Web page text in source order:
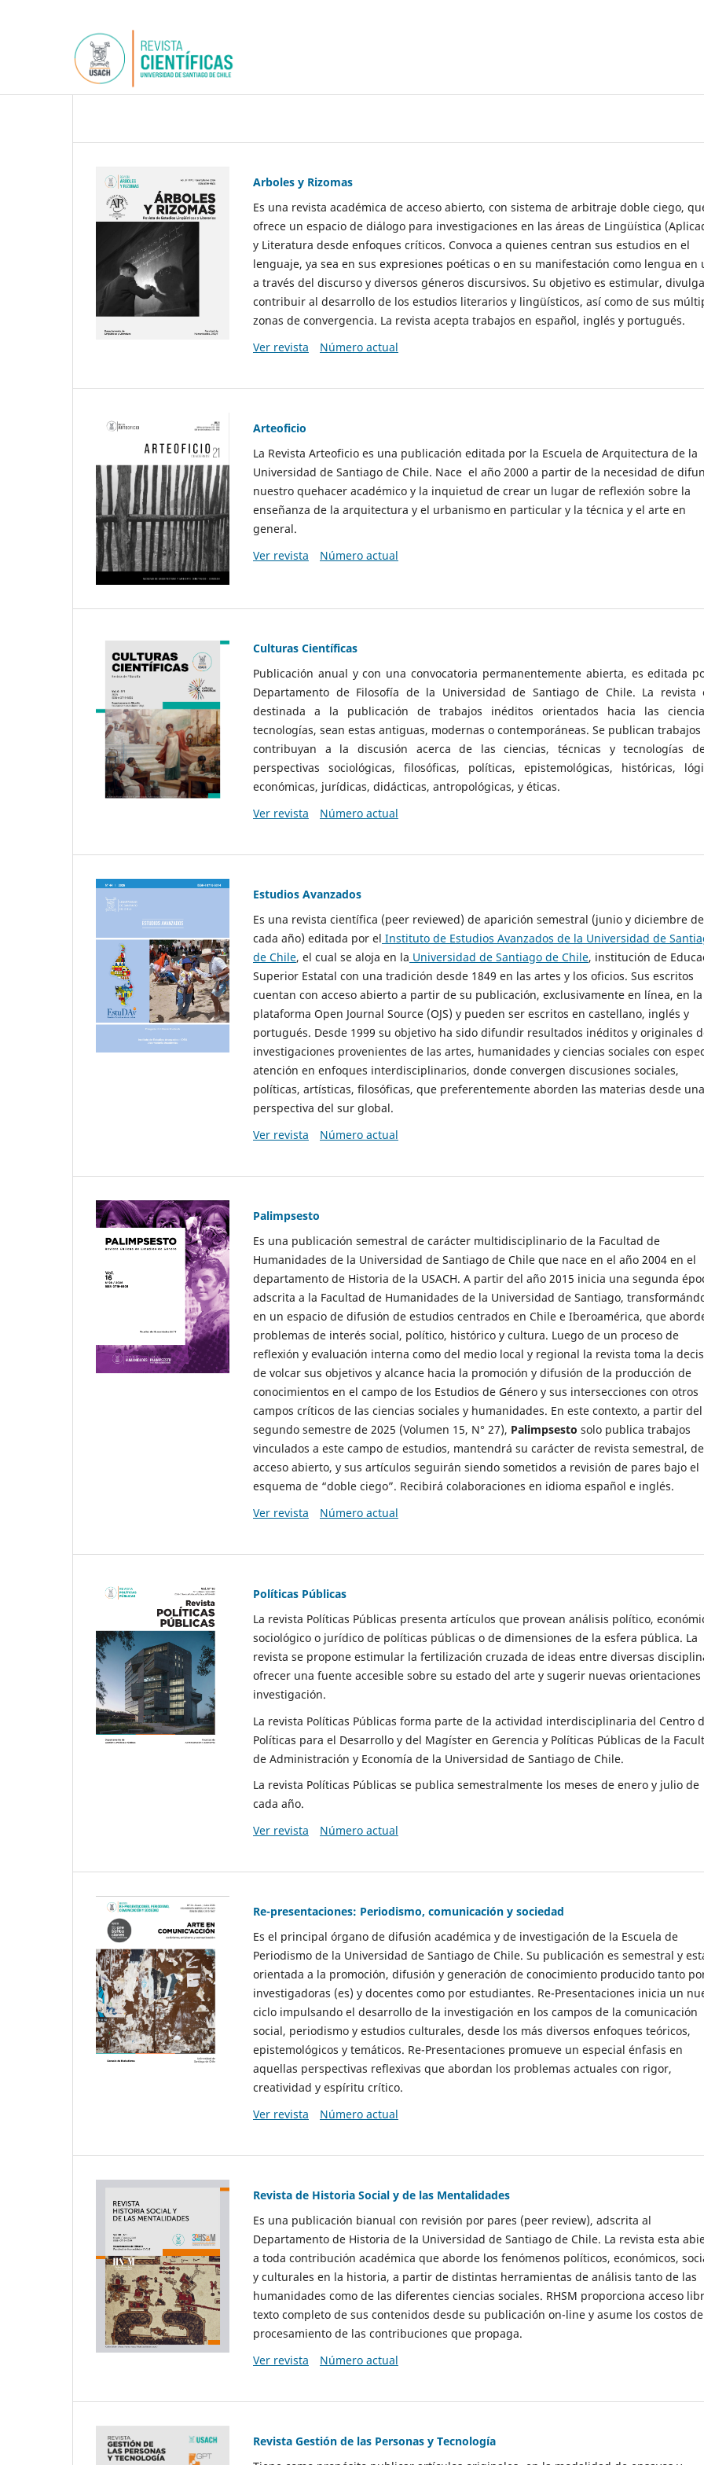
Arboles y Rizomas
Es una revista académica de acceso abierto, con sistema de arbitraje doble ciego,
ofrece un espacio de diálogo para investigaciones en las áreas de Lingüística
y Literatura desde enfoques críticos. Convoca a quienes centran sus estudios en el
lenguaje, ya sea en sus expresiones poéticas o en su manifestación como lengua en
a través del discurso y diversos géneros discursivos. Su objetivo es estimular,
contribuir al desarrollo de los estudios literarios y lingüísticos, así como de sus
zonas de convergencia. La revista acepta trabajos en español, inglés y portugués.
Ver revista
Número actual
Arteoficio
La Revista Arteoficio es una publicación editada por la Escuela de Arquitectura de la
Universidad de Santiago de Chile. Nace el año 2000 a partir de la necesidad de
nuestro quehacer académico y la inquietud de crear un lugar de reflexión sobre la
enseñanza de la arquitectura y el urbanismo en particular y la técnica y el arte en
general.
Ver revista
Número actual
Culturas Científicas
Publicación anual y con una convocatoria permanentemente abierta, es editada
Departamento de Filosofía de la Universidad de Santiago de Chile. La revista
destinada a la publicación de trabajos inéditos orientados hacia las
tecnologías, sean estas antiguas, modernas o contemporáneas. Se publican
contribuyan a la discusión acerca de las ciencias, técnicas y tecnologías
perspectivas sociológicas, filosóficas, políticas, epistemológicas, históricas,
económicas, jurídicas, didácticas, antropológicas, y éticas.
Ver revista
Número actual
Estudios Avanzados
Es una revista científica (peer reviewed) de aparición semestral (junio y diciembre de
cada año) editada por el Instituto de Estudios Avanzados de la Universidad de
de Chile, el cual se aloja en la Universidad de Santiago de Chile, institución de
Superior Estatal con una tradición desde 1849 en las artes y los oficios. Sus escritos
cuentan con acceso abierto a partir de su publicación, exclusivamente en línea, en la
plataforma Open Journal Source (OJS) y pueden ser escritos en castellano, inglés y
portugués. Desde 1999 su objetivo ha sido difundir resultados inéditos y originales
investigaciones provenientes de las artes, humanidades y ciencias sociales con
atención en enfoques interdisciplinarios, donde convergen discusiones sociales,
políticas, artísticas, filosóficas, que preferentemente aborden las materias desde una
perspectiva del sur global.
Ver revista
Número actual
Palimpsesto
Es una publicación semestral de carácter multidisciplinario de la Facultad de
Humanidades de la Universidad de Santiago de Chile que nace en el año 2004 en el
departamento de Historia de la USACH. A partir del año 2015 inicia una segunda
adscrita a la Facultad de Humanidades de la Universidad de Santiago,
en un espacio de difusión de estudios centrados en Chile e Iberoamérica, que
problemas de interés social, político, histórico y cultura. Luego de un proceso de
reflexión y evaluación interna como del medio local y regional la revista toma la
de volcar sus objetivos y alcance hacia la promoción y difusión de la producción de
conocimientos en el campo de los Estudios de Género y sus intersecciones con otros
campos críticos de las ciencias sociales y humanidades. En este contexto, a partir del
segundo semestre de 2025 (Volumen 15, N° 27), Palimpsesto solo publica trabajos
vinculados a este campo de estudios, mantendrá su carácter de revista semestral, de
acceso abierto, y sus artículos seguirán siendo sometidos a revisión de pares bajo el
esquema de “doble ciego”. Recibirá colaboraciones en idioma español e inglés.
Ver revista
Número actual
Políticas Públicas
La revista Políticas Públicas presenta artículos que provean análisis político,
sociológico o jurídico de políticas públicas o de dimensiones de la esfera pública. La
revista se propone estimular la fertilización cruzada de ideas entre diversas
ofrecer una fuente accesible sobre su estado del arte y sugerir nuevas orientaciones
investigación.
La revista Políticas Públicas forma parte de la actividad interdisciplinaria del Centro
Políticas para el Desarrollo y del Magíster en Gerencia y Políticas Públicas de la
de Administración y Economía de la Universidad de Santiago de Chile.
La revista Políticas Públicas se publica semestralmente los meses de enero y julio de
cada año.
Ver revista
Número actual
Re-presentaciones: Periodismo, comunicación y sociedad
Es el principal órgano de difusión académica y de investigación de la Escuela de
Periodismo de la Universidad de Santiago de Chile. Su publicación es semestral y
orientada a la promoción, difusión y generación de conocimiento producido tanto
investigadoras (es) y docentes como por estudiantes. Re-Presentaciones inicia un
ciclo impulsando el desarrollo de la investigación en los campos de la comunicación
social, periodismo y estudios culturales, desde los más diversos enfoques teóricos,
epistemológicos y temáticos. Re-Presentaciones promueve un especial énfasis en
aquellas perspectivas reflexivas que abordan los problemas actuales con rigor,
creatividad y espíritu crítico.
Ver revista
Número actual
Revista de Historia Social y de las Mentalidades
Es una publicación bianual con revisión por pares (peer review), adscrita al
Departamento de Historia de la Universidad de Santiago de Chile. La revista esta
a toda contribución académica que aborde los fenómenos políticos, económicos,
y culturales en la historia, a partir de distintas herramientas de análisis tanto de las
humanidades como de las diferentes ciencias sociales. RHSM proporciona acceso
texto completo de sus contenidos desde su publicación on-line y asume los costos de
procesamiento de las contribuciones que propaga.
Ver revista
Número actual
Revista Gestión de las Personas y Tecnología